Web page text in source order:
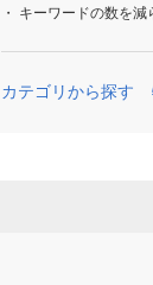
キーワードの数を減
カテゴリから探す